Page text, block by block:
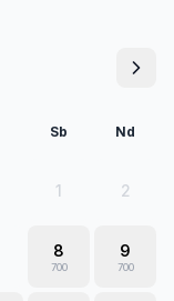
Sb Nd
1 2
8
700
9
700